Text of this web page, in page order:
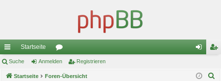
ch
ne
Startseite
or
en m ist
Suche Anmelden Registrieren
Startseite Foren-Übersicht